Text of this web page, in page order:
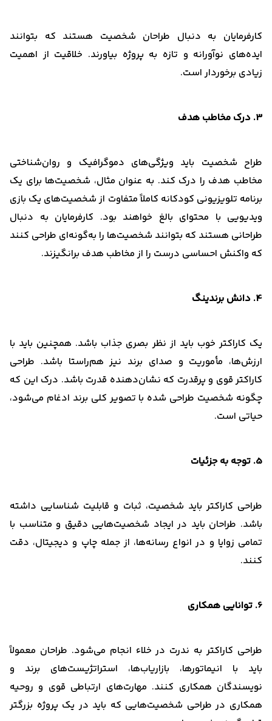
کارفرمایان به دنبال طراحان شخصیت هستند که بتوانند
ایده‌های نوآورانه و تازه به پروژه بیاورند. خلاقیت از اهمیت
زیادی برخوردار است.
3. درک مخاطب هدف
طراح شخصیت باید ویژگی‌های دموگرافیک و روان‌شناختی
مخاطب هدف را درک کند. به عنوان مثال، شخصیت‌ها برای یک
برنامه تلویزیونی کودکانه کاملاً متفاوت از شخصیت‌های یک بازی
ویدیویی با محتوای بالغ خواهند بود. کارفرمایان به دنبال
طراحانی هستند که بتوانند شخصیت‌ها را به‌گونه‌ای طراحی کنند
که واکنش احساسی درست را از مخاطب هدف برانگیزند.
4. دانش برندینگ
یک کاراکتر خوب باید از نظر بصری جذاب باشد. همچنین باید با
ارزش‌ها، مأموریت و صدای برند نیز هم‌راستا باشد. طراحی
کاراکتر قوی و پرقدرت که نشان‌دهنده قدرت باشد. درک این که
چگونه شخصیت طراحی شده با تصویر کلی برند ادغام می‌شود،
حیاتی است.
5. توجه به جزئیات
طراحی کاراکتر باید شخصیت، ثبات و قابلیت شناسایی داشته
باشد. طراحان باید در ایجاد شخصیت‌هایی دقیق و متناسب با
تمامی زوایا و در انواع رسانه‌ها، از جمله چاپ و دیجیتال، دقت
کنند.
6. توانایی همکاری
طراحی کاراکتر به ندرت در خلاء انجام می‌شود. طراحان معمولاً
باید با انیماتورها، بازاریاب‌ها، استراتژیست‌های برند و
نویسندگان همکاری کنند. مهارت‌های ارتباطی قوی و روحیه
همکاری در طراحی شخصیت‌هایی که باید در یک پروژه بزرگتر